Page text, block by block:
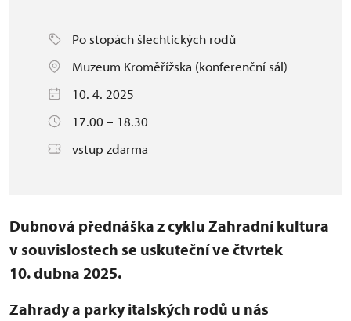
Po stopách šlechtických rodů
Muzeum Kroměřížska (konferenční sál)
10. 4. 2025
17.00 – 18.30
vstup zdarma
Dubnová přednáška z cyklu Zahradní kultura
v souvislostech se uskuteční ve čtvrtek
10. dubna 2025.
Zahrady a parky italských rodů u nás